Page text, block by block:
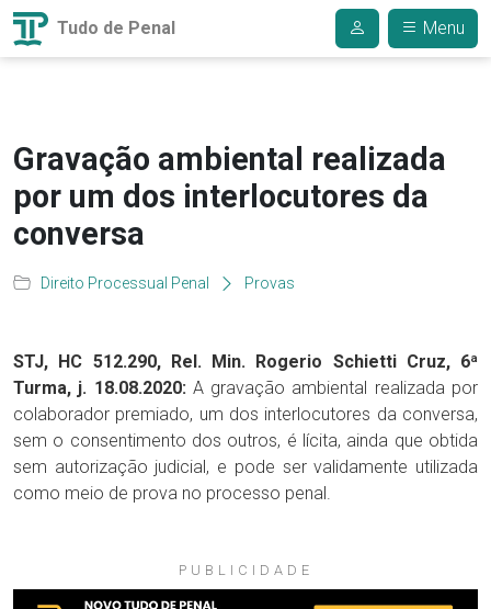
Tudo de Penal Menu
Gravação ambiental realizada
por um dos interlocutores da
conversa
Direito Processual Penal Provas
STJ, HC 512.290, Rel. Min. Rogerio Schietti Cruz, 6ª
Turma, j. 18.08.2020: A gravação ambiental realizada por
colaborador premiado, um dos interlocutores da conversa,
sem o consentimento dos outros, é lícita, ainda que obtida
sem autorização judicial, e pode ser validamente utilizada
como meio de prova no processo penal.
PUBLICIDADE